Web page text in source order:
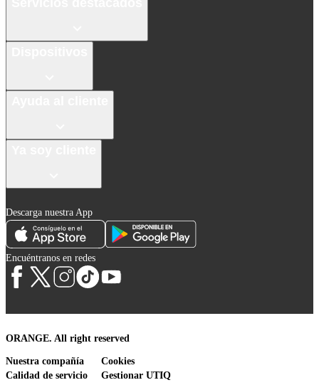
Descarga nuestra App
Encuéntranos en redes
ORANGE. All right reserved
Nuestra compañía
Calidad de servicio
Cookies
Gestionar UTIQ